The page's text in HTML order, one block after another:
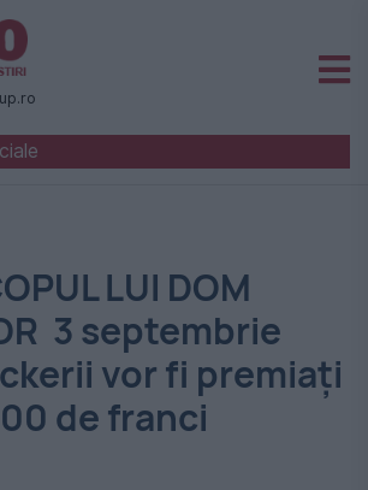
LUI DOM
3 septembrie
vor fi premiați
de franci